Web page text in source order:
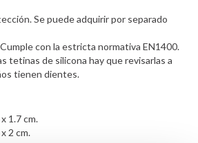
Se puede adquirir por separado
con la estricta normativa EN1400.
tetinas de silicona hay que revisarlas a
tienen dientes.
1.7 cm.
2 cm.